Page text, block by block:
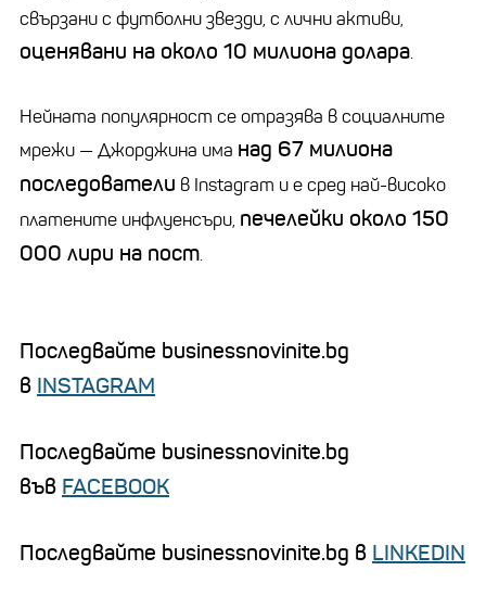
свързани с футболни звезди, с лични активи,
оценявани на около 10 милиона долара.
Нейната популярност се отразява в социалните
мрежи — Джорджина има над 67 милиона
последователи в Instagram и е сред най-високо
платените инфлуенсъри, печелейки около 150
000 лири на пост.
Последвайте businessnovinite.bg
в INSTAGRAM
Последвайте businessnovinite.bg
във FACEBOOK
Последвайте businessnovinite.bg в LINKEDIN